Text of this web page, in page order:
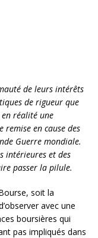
de leurs intérêts
de rigueur que
réalité une
remise en cause des
Guerre mondiale.
intérieures et des
passer la pilule.
soit la
avec une
boursières qui
pas impliqués dans